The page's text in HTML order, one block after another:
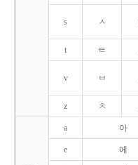
s ㅅ
t ㅌ
v ㅂ
z ㅊ
a 아
e 에